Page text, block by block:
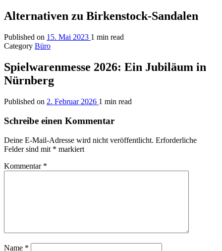
Alternativen zu Birkenstock-Sandalen
Published on 15. Mai 2023 1 min read
Category Büro
Spielwarenmesse 2026: Ein Jubiläum in
Nürnberg
Published on 2. Februar 2026 1 min read
Schreibe einen Kommentar
Deine E-Mail-Adresse wird nicht veröffentlicht. Erforderliche
Felder sind mit * markiert
Kommentar *
Name *